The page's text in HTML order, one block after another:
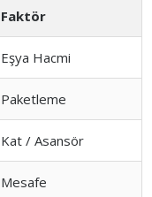
Faktör
Eşya Hacmi
Paketleme
Kat / Asansör
Mesafe